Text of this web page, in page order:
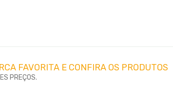
FAVORITA E CONFIRA OS PRODUTOS
PREÇOS.